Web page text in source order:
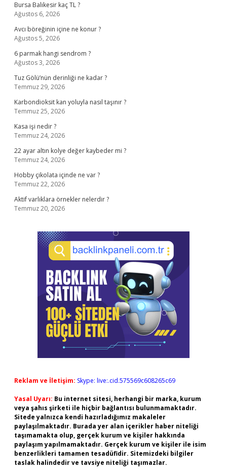
Bursa Balıkesir kaç TL ?
Ağustos 6, 2026
Avcı böreğinin içine ne konur ?
Ağustos 5, 2026
6 parmak hangi sendrom ?
Ağustos 3, 2026
Tuz Gölü’nün derinliği ne kadar ?
Temmuz 29, 2026
Karbondioksit kan yoluyla nasıl taşınır ?
Temmuz 25, 2026
Kasa işi nedir ?
Temmuz 24, 2026
22 ayar altın kolye değer kaybeder mi ?
Temmuz 24, 2026
Hobby çikolata içinde ne var ?
Temmuz 22, 2026
Aktif varlıklara örnekler nelerdir ?
Temmuz 20, 2026
Reklam ve İletişim: Skype: live:.cid.575569c608265c69
Yasal Uyarı: Bu internet sitesi, herhangi bir marka, kurum
veya şahıs şirketi ile hiçbir bağlantısı bulunmamaktadır.
Sitede yalnızca kendi hazırladığımız makaleler
paylaşılmaktadır. Burada yer alan içerikler haber niteliği
taşımamakta olup, gerçek kurum ve kişiler hakkında
paylaşım yapılmamaktadır. Gerçek kurum ve kişiler ile isim
benzerlikleri tamamen tesadüfidir. Sitemizdeki bilgiler
taslak halindedir ve tavsiye niteliği taşımazlar.